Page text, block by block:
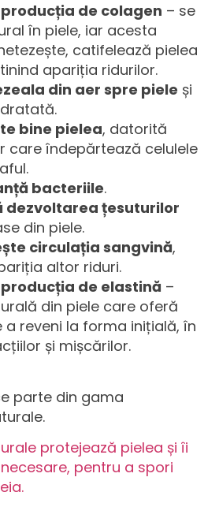
de colagen – se
în piele, iar acesta
catifelează pielea
apariția ridurilor.
din aer spre piele și
bine pielea, datorită
care îndepărtează celulele
bacteriile.
dezvoltarea țesuturilor
din piele.
circulația sangvină,
altor riduri.
de elastină –
din piele care oferă
reveni la forma inițială, în
și mișcărilor.
parte din gama
protejează pielea și îi
pentru a spori